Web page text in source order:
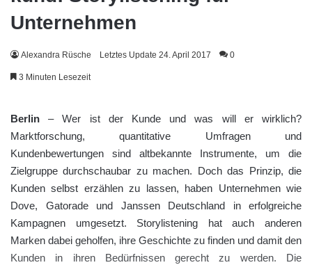
Unternehmen
Alexandra Rüsche Letztes Update 24. April 2017 0
3 Minuten Lesezeit
Berlin – Wer ist der Kunde und was will er wirklich?
Marktforschung, quantitative Umfragen und
Kundenbewertungen sind altbekannte Instrumente, um die
Zielgruppe durchschaubar zu machen. Doch das Prinzip, die
Kunden selbst erzählen zu lassen, haben Unternehmen wie
Dove, Gatorade und Janssen Deutschland in erfolgreiche
Kampagnen umgesetzt. Storylistening hat auch anderen
Marken dabei geholfen, ihre Geschichte zu finden und damit den
Kunden in ihren Bedürfnissen gerecht zu werden. Die